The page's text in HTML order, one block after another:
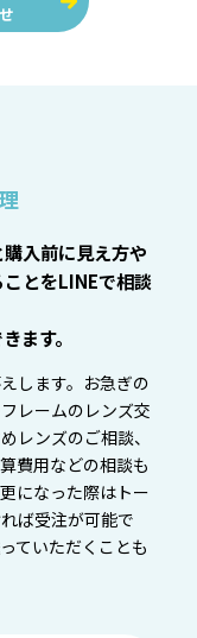
入前に見え方や
とをLINEで相談
ます。
します。お急ぎの
レームのレンズ交
レンズのご相談、
費用などの相談も
になった際はトー
ば受注が可能で
ていただくことも